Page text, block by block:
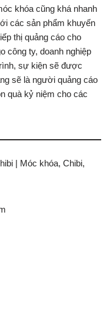
khóa cũng khá nhanh
các sản phẩm khuyến
thị quảng cáo cho
công ty, doanh nghiệp
sự kiện sẽ được
sẽ là người quảng cáo
quà kỷ niệm cho các
| Móc khóa, Chibi,